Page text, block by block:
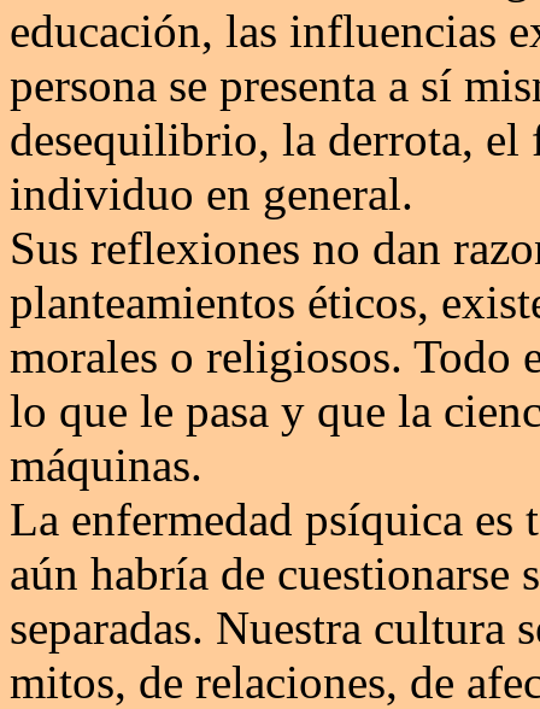
educación, las influencias
persona se presenta a sí
desequilibrio, la derrota, el
individuo en general.
Sus reflexiones no dan
planteamientos éticos,
morales o religiosos. Todo
lo que le pasa y que la
máquinas.
La enfermedad psíquica
aún habría de cuestionarse
separadas. Nuestra cultura
mitos, de relaciones, de